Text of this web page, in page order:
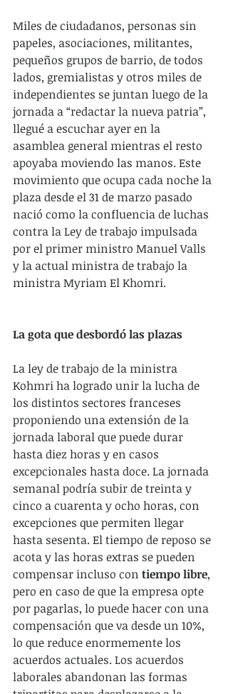
Miles de ciudadanos, personas sin
papeles, asociaciones, militantes,
pequeños grupos de barrio, de todos
lados, gremialistas y otros miles de
independientes se juntan luego de la
jornada a “redactar la nueva patria”,
llegué a escuchar ayer en la
asamblea general mientras el resto
apoyaba moviendo las manos. Este
movimiento que ocupa cada noche la
plaza desde el 31 de marzo pasado
nació como la confluencia de luchas
contra la Ley de trabajo impulsada
por el primer ministro Manuel Valls
y la actual ministra de trabajo la
ministra Myriam El Khomri.
La gota que desbordó las plazas
La ley de trabajo de la ministra
Kohmri ha logrado unir la lucha de
los distintos sectores franceses
proponiendo una extensión de la
jornada laboral que puede durar
hasta diez horas y en casos
excepcionales hasta doce. La jornada
semanal podría subir de treinta y
cinco a cuarenta y ocho horas, con
excepciones que permiten llegar
hasta sesenta. El tiempo de reposo se
acota y las horas extras se pueden
compensar incluso con tiempo libre,
pero en caso de que la empresa opte
por pagarlas, lo puede hacer con una
compensación que va desde un 10%,
lo que reduce enormemente los
acuerdos actuales. Los acuerdos
laborales abandonan las formas